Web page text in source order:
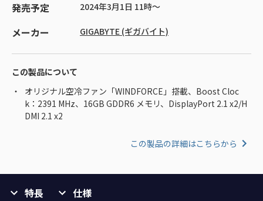
発売予定 2024年3月1日 11時～
メーカー GIGABYTE (ギガバイト)
この製品について
オリジナル空冷ファン「WINDFORCE」搭載、Boost Cloc
k：2391 MHz、16GB GDDR6 メモリ、DisplayPort 2.1 x2/H
DMI 2.1 x2
この製品の詳細はこちらから
特長 仕様